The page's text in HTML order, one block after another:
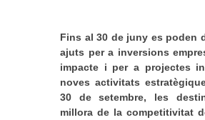
Fins al 30 de juny es poden
ajuts per a inversions
impacte i per a projectes
noves activitats
30 de setembre, les
millora de la competitivitat